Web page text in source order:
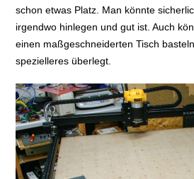
schon etwas Platz. Man könnte
irgendwo hinlegen und gut ist. Auch
einen maßgeschneiderten Tisch
spezielleres überlegt.